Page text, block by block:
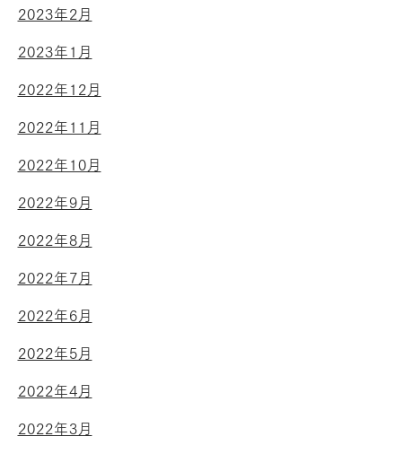
2023年2月
2023年1月
2022年12月
2022年11月
2022年10月
2022年9月
2022年8月
2022年7月
2022年6月
2022年5月
2022年4月
2022年3月